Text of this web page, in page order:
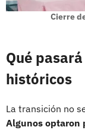
Cierre
Qué
históricos
La transición no
Algunos optaron